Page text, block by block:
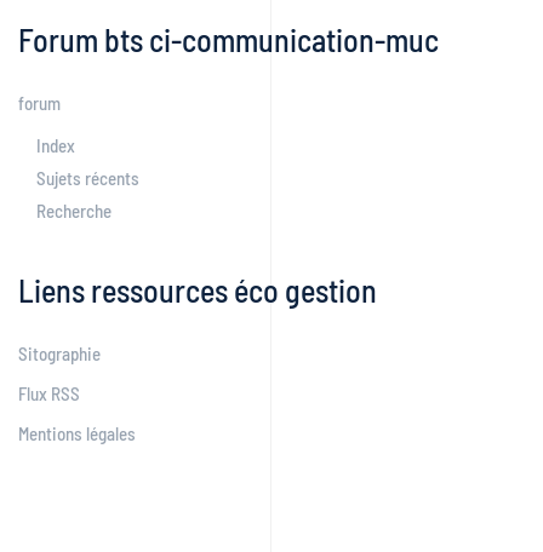
Forum bts ci-communication-muc
forum
Index
Sujets récents
Recherche
Liens ressources éco gestion
Sitographie
Flux RSS
Mentions légales